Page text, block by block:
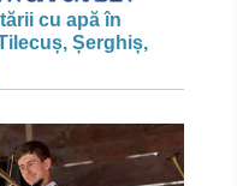
cu apă în
Șerghiș,